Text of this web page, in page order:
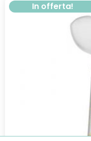
In offerta!